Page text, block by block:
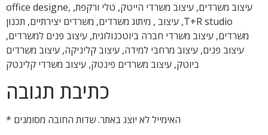
עיצוב משרדים, עיצוב משרדי הייטק, טלי ורקפת, office designe,
T+R studio, עיצוב , מיתוג משרדים, משרדים יצירתיים, תכנון
משרדים, עיצוב משרדי חברה ביוטכנולוגית, עיצוב פנים למשרדים,
עיצוב פנים, עיצוב מרחבי למידה, עיצוב קליניקה, עיצוב משרדים
ביוטק, עיצוב משרדים פינטק, עיצוב משרדי קלינטק
כתיבת תגובה
האימייל לא יוצג באתר.שדות החובה מסומנים *